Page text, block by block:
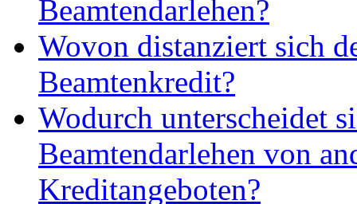
Beamtendarlehen?
Wovon distanziert sich
Beamtenkredit?
Wodurch unterscheidet
Beamtendarlehen von
Kreditangeboten?